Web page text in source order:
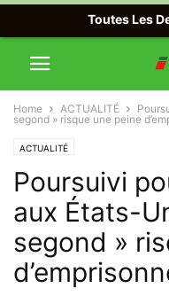
Home ACTUALITÉ
segond » risque une peine
ACTUALITÉ
Poursuivi
aux États-
segond »
Toutes Les